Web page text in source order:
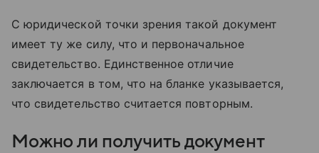
С юридической точки зрения такой документ
имеет ту же силу, что и первоначальное
свидетельство. Единственное отличие
заключается в том, что на бланке указывается,
что свидетельство считается повторным.
Можно ли получить документ